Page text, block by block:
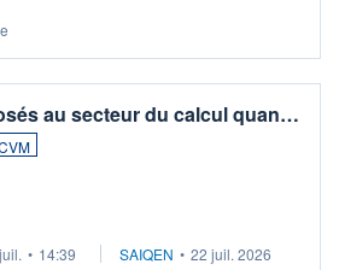
au secteur du calcul quan…
des actions individuelles.
• 14:39 SAIQEN • 22 juil. 2026